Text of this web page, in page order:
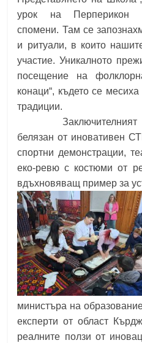
урок на Перперикон
спомени. Там се
и ритуали, в които
участие. Уникалното
посещение на
конаци“, където се
традиции.
Заключителният
белязан от иновативен
спортни демонстрации,
еко-ревю с костюми от
вдъхновяващ пример за
министъра на
експерти от област
реалните ползи от